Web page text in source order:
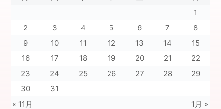
« 11月 1月 »
1
2
3 4 5 6 7
8
9
10 11 12 13 14
15
16
17 18 19 20 21
22
23
24 25 26 27 28
29
30
31